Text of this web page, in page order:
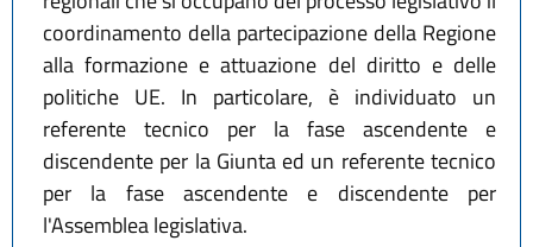
coordinamento della partecipazione della Regione
alla formazione e attuazione del diritto e delle
politiche UE. In particolare, è individuato un
referente tecnico per la fase ascendente e
discendente per la Giunta ed un referente tecnico
per la fase ascendente e discendente per
l'Assemblea legislativa.